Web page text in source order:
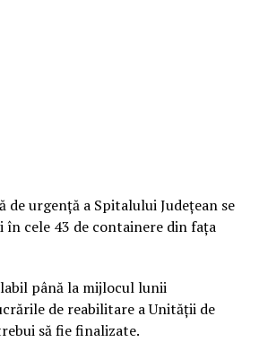
de urgență a Spitalului Județean se
în cele 43 de containere din fața
până la mijlocul lunii
de reabilitare a Unității de
să fie finalizate.